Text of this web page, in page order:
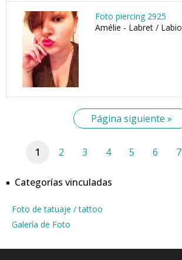
Foto piercing 2925
Amélie - Labret / Labio
Página siguiente »
1 2 3 4 5 6 7
Categorías vinculadas
Foto de tatuaje / tattoo
Galería de Foto